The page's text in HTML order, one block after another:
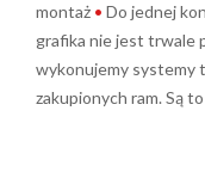
montaż • Do jednej
grafika nie jest trwale
wykonujemy systemy
zakupionych ram. Są